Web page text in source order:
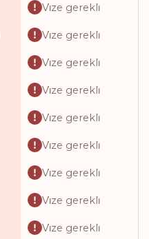
Vi̇ze gerekli̇
Vi̇ze gerekli̇
Vi̇ze gerekli̇
Vi̇ze gerekli̇
Vi̇ze gerekli̇
Vi̇ze gerekli̇
Vi̇ze gerekli̇
Vi̇ze gerekli̇
Vi̇ze gerekli̇